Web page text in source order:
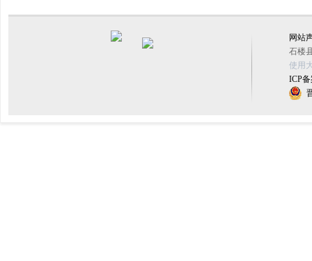
网站
石楼
使用
ICP